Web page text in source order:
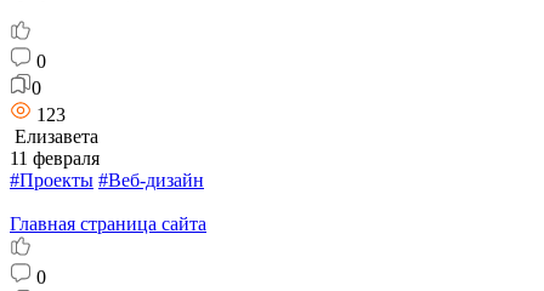
0
0
123
Елизавета
11 февраля
#Проекты #Веб-дизайн
Главная страница сайта
0